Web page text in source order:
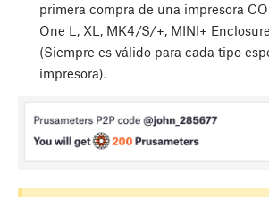
primera compra de una impresora
One L, XL, MK4/S/+, MINI+
(Siempre es válido para cada tipo
impresora).